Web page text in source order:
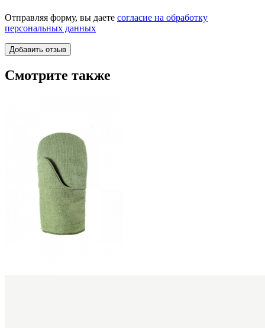
Отправляя форму, вы даете согласие на обработку
персональных данных
Смотрите также